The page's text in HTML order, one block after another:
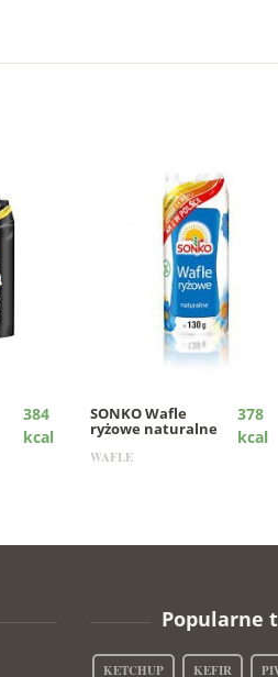
384
kcal
SONKOWafle
ryżowe naturalne
378
kcal
WAFLE
Popularne
KETCHUP KEFIR